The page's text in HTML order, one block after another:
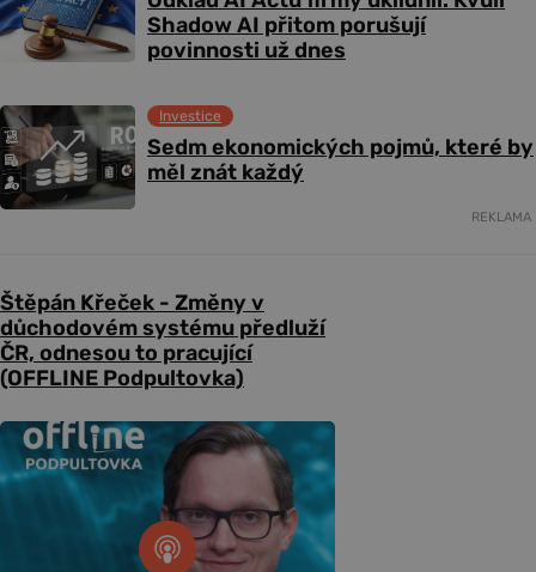
Shadow AI přitom porušují
povinnosti už dnes
Sedm ekonomických pojmů, které by
měl znát každý
Investice
REKLAMA
Štěpán Křeček - Změny v
důchodovém systému předluží
ČR, odnesou to pracující
(OFFLINE Podpultovka)